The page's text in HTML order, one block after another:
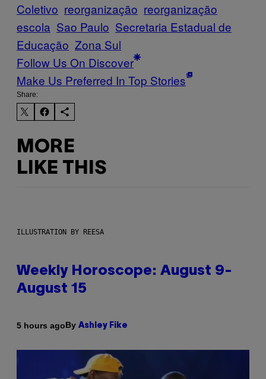
Coletivo reorganização reorganização
escola Sao Paulo Secretaria Estadual de
Educação Zona Sul
Follow Us On Discover
Make Us Preferred In Top Stories
Share:
MORE
LIKE THIS
ILLUSTRATION BY REESA
Weekly Horoscope: August 9-
August 15
5 hours agoBy Ashley Fike